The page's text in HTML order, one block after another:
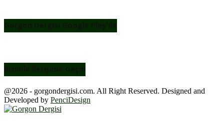
Gorgon Dergisi Google Play’de
Bizimle İletişime Geçin
@2026 - gorgondergisi.com. All Right Reserved. Designed and
Developed by PenciDesign